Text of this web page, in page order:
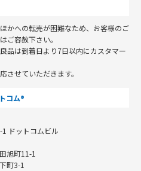
かへの転売が困難なため、お客様のご
ご容赦下さい。
品は到着日より7日以内にカスタマー
させていただきます。
コム®
ドットコムビル
旭町11-1
町3-1